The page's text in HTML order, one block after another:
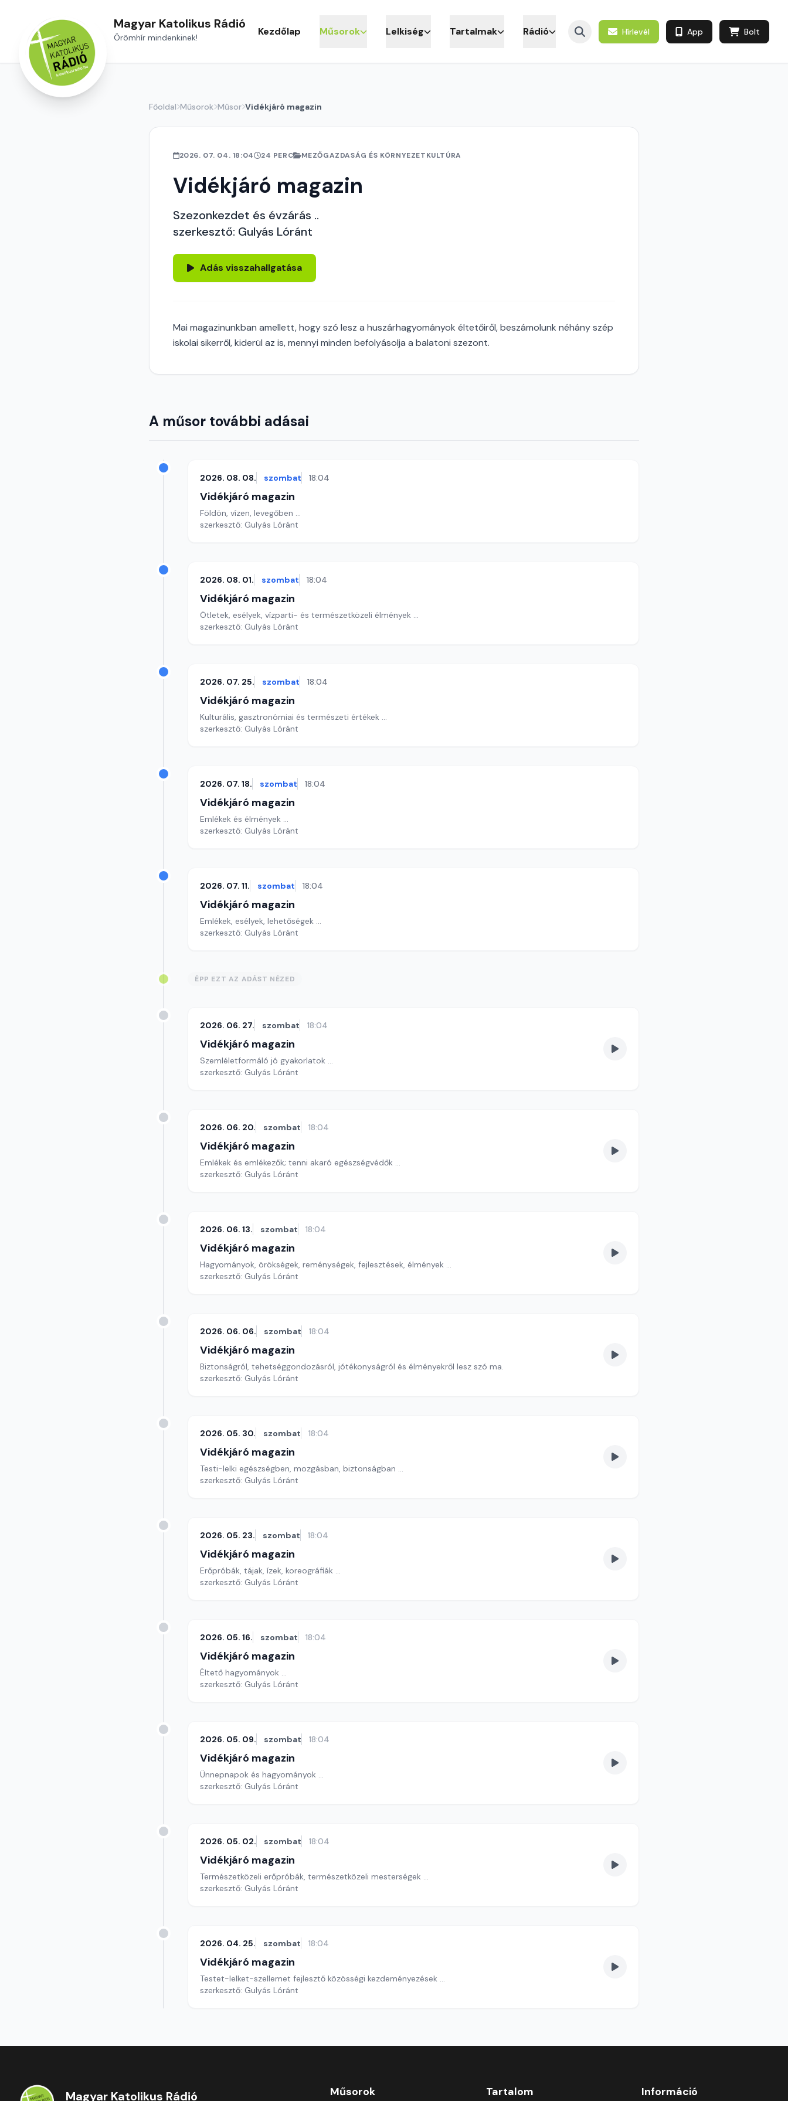
Magyar Katolikus Rádió
Örömhír mindenkinek! Kezdőlap Műsorok Lelkiség Tartalmak Rádió Hírlevél App Bolt
Főoldal Műsorok Műsor Vidékjáró magazin
2026. 07. 04. 18:04 24 PERC MEZŐGAZDASÁG ÉS KÖRNYEZETKULTÚRA
Vidékjáró magazin
Szezonkezdet és évzárás ..
szerkesztő: Gulyás Lóránt
Adás visszahallgatása
Mai magazinunkban amellett, hogy szó lesz a huszárhagyományok éltetőiről, beszámolunk néhány szép
iskolai sikerről, kiderül az is, mennyi minden befolyásolja a balatoni szezont.
A műsor további adásai
2026. 08. 08. szombat 18:04
Vidékjáró magazin
Földön, vízen, levegőben ...
szerkesztő: Gulyás Lóránt
2026. 08. 01. szombat 18:04
Vidékjáró magazin
Ötletek, esélyek, vízparti- és természetközeli élmények ...
szerkesztő: Gulyás Lóránt
2026. 07. 25. szombat 18:04
Vidékjáró magazin
Kulturális, gasztronómiai és természeti értékek ...
szerkesztő: Gulyás Lóránt
2026. 07. 18. szombat 18:04
Vidékjáró magazin
Emlékek és élmények ...
szerkesztő: Gulyás Lóránt
2026. 07. 11. szombat 18:04
Vidékjáró magazin
Emlékek, esélyek, lehetőségek ...
szerkesztő: Gulyás Lóránt
ÉPP EZT AZ ADÁST NÉZED
2026. 06. 27. szombat 18:04
Vidékjáró magazin
Szemléletformáló jó gyakorlatok ...
szerkesztő: Gulyás Lóránt
2026. 06. 20. szombat 18:04
Vidékjáró magazin
Emlékek és emlékezők; tenni akaró egészségvédők ...
szerkesztő: Gulyás Lóránt
2026. 06. 13. szombat 18:04
Vidékjáró magazin
Hagyományok, örökségek, reménységek, fejlesztések, élmények ...
szerkesztő: Gulyás Lóránt
2026. 06. 06. szombat 18:04
Vidékjáró magazin
Biztonságról, tehetséggondozásról, jótékonyságról és élményekről lesz szó ma.
szerkesztő: Gulyás Lóránt
2026. 05. 30. szombat 18:04
Vidékjáró magazin
Testi-lelki egészségben, mozgásban, biztonságban ...
szerkesztő: Gulyás Lóránt
2026. 05. 23. szombat 18:04
Vidékjáró magazin
Erőpróbák, tájak, ízek, koreográfiák ...
szerkesztő: Gulyás Lóránt
2026. 05. 16. szombat 18:04
Vidékjáró magazin
Éltető hagyományok ...
szerkesztő: Gulyás Lóránt
2026. 05. 09. szombat 18:04
Vidékjáró magazin
Ünnepnapok és hagyományok ...
szerkesztő: Gulyás Lóránt
2026. 05. 02. szombat 18:04
Vidékjáró magazin
Természetközeli erőpróbák, természetközeli mesterségek ...
szerkesztő: Gulyás Lóránt
2026. 04. 25. szombat 18:04
Vidékjáró magazin
Testet-lelket-szellemet fejlesztő közösségi kezdeményezések ...
szerkesztő: Gulyás Lóránt
Magyar Katolikus Rádió Műsorok Tartalom Információ